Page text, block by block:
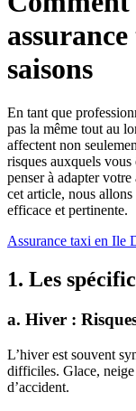
saisons
En tant que
pas la même tout au
affectent non
risques auxquels vous
penser à adapter
cet article, nous
efficace et pertinente.
Assurance taxi en Ile
1. Les
a. Hiver :
L’hiver est souvent
difficiles. Glace,
d’accident.